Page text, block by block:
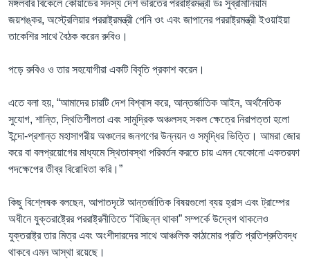
মঙ্গলবার বিকেলে কোয়াডের সদস্য দেশ ভারতের পররাষ্ট্রমন্ত্রী ডঃ সুব্রামানিয়াম
জয়শঙ্কর, অস্ট্রেলিয়ার পররাষ্ট্রমন্ত্রী পেনি ওং এবং জাপানের পররাষ্ট্রমন্ত্রী ইওয়াইয়া
তাকেশির সাথে বৈঠক করেন রুবিও।
পড়ে রুবিও ও তার সহযোগীরা একটি বিবৃতি প্রকাশ করেন।
এতে বলা হয়, “আমাদের চারটি দেশ বিশ্বাস করে, আন্তর্জাতিক আইন, অর্থনৈতিক
সুযোগ, শান্তি, স্থিতিশীলতা এবং সামুদ্রিক অঞ্চলসহ সকল ক্ষেত্রে নিরাপত্তা হলো
ইন্দো-প্রশান্ত মহাসাগরীয় অঞ্চলের জনগণের উন্নয়ন ও সমৃদ্ধির ভিত্তি। আমরা জোর
করে বা বলপ্রয়োগের মাধ্যমে স্থিতাবস্থা পরিবর্তন করতে চায় এমন যেকোনো একতরফা
পদক্ষেপের তীব্র বিরোধিতা করি।”
কিছু বিশ্লেষক বলছেন, আপাতদৃষ্টে আন্তর্জাতিক বিষয়গুলো ব্যয় হ্রাস এবং ট্রাম্পের
অধীনে যুক্তরাষ্ট্রের পররাষ্ট্রনীতিতে “বিচ্ছিন্ন থাকা” সম্পর্কে উদ্বেগ থাকলেও
যুক্তরাষ্ট্র তার মিত্র এবং অংশীদারদের সাথে আঞ্চলিক কাঠামোর প্রতি প্রতিশ্রুতিবদ্ধ
থাকবে এমন আস্থা রয়েছে।